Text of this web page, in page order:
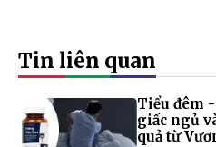
Tin liên quan
Tiểu đêm
giấc ngủ
quả từ